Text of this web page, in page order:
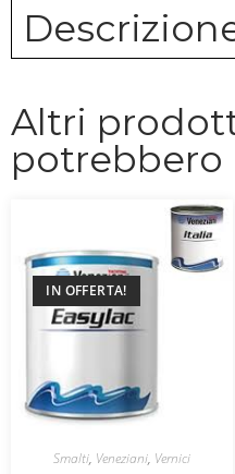
Altri
potrebbero
IN OFFERTA!
Smalti, Veneziani, Vernici